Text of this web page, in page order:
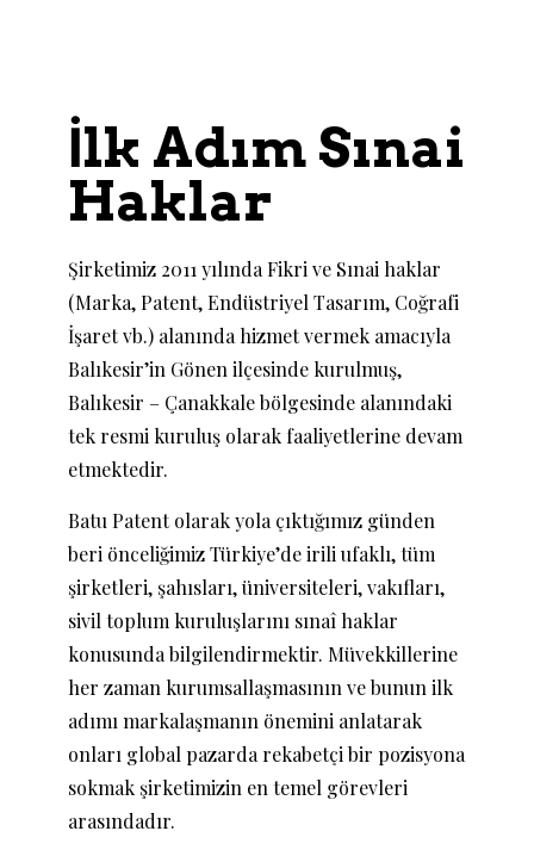
İlk Adım Sınai
Haklar
Şirketimiz 2011 yılında Fikri ve Sınai haklar
(Marka, Patent, Endüstriyel Tasarım, Coğrafi
İşaret vb.) alanında hizmet vermek amacıyla
Balıkesir’in Gönen ilçesinde kurulmuş,
Balıkesir – Çanakkale bölgesinde alanındaki
tek resmi kuruluş olarak faaliyetlerine devam
etmektedir.
Batu Patent olarak yola çıktığımız günden
beri önceliğimiz Türkiye’de irili ufaklı, tüm
şirketleri, şahısları, üniversiteleri, vakıfları,
sivil toplum kuruluşlarını sınaî haklar
konusunda bilgilendirmektir. Müvekkillerine
her zaman kurumsallaşmasının ve bunun ilk
adımı markalaşmanın önemini anlatarak
onları global pazarda rekabetçi bir pozisyona
sokmak şirketimizin en temel görevleri
arasındadır.